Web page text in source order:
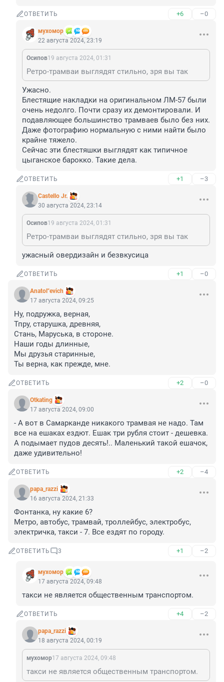
ОТВЕТИТЬ +6 –0
мухомор
22 августа 2024, 23:19
Осипов19 августа 2024, 01:31
Ретро-трамваи выглядят стильно, зря вы так
Ужасно.
Блестящие накладки на оригинальном ЛМ-57 были
очень недолго. Почти сразу их демонтировали. И
подавляющее большинство трамваев было без них.
Даже фотографию нормальную с ними найти было
крайне тяжело.
Сейчас эти блестяшки выглядят как типичное
цыганское барокко. Такие дела.
ОТВЕТИТЬ +1 –3
Castello Jr.
30 августа 2024, 23:14
Осипов19 августа 2024, 01:31
Ретро-трамваи выглядят стильно, зря вы так
ужасный овердизайн и безвкусица
ОТВЕТИТЬ +1 –0
Anatol"evich
17 августа 2024, 09:25
Ну, подружка, верная,
Тпру, старушка, древняя,
Стань, Маруська, в стороне.
Наши годы длинные,
Мы друзья старинные,
Ты верна, как прежде, мне.
ОТВЕТИТЬ +2 –0
Otkating
17 августа 2024, 09:00
- А вот в Самарканде никакого трамвая не надо. Там
все на ешаках ездют. Ешак три рубля стоит - дешевка.
А подымает пудов десять!.. Маленький такой ешачок,
даже удивительно!
ОТВЕТИТЬ +2 –4
papa_razzi
16 августа 2024, 21:33
Фонтанка, ну какие 6?
Метро, автобус, трамвай, троллейбус, электробус,
электричка, такси - 7. Все ездят по городу.
ОТВЕТИТЬ 3 +1 –2
мухомор
17 августа 2024, 09:48
такси не является общественным транспортом.
ОТВЕТИТЬ +4 –2
papa_razzi
18 августа 2024, 00:19
мухомор17 августа 2024, 09:48
такси не является общественным транспортом.